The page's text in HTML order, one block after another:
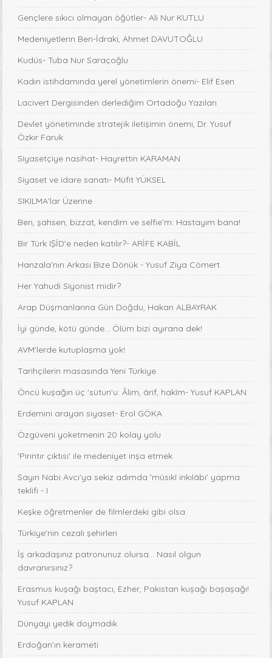
Gençlere sıkıcı olmayan öğütler- Ali Nur KUTLU
Medeniyetlerin Ben-İdraki, Ahmet DAVUTOĞLU
Kudüs- Tuba Nur Saraçoğlu
Kadın istihdamında yerel yönetimlerin önemi- Elif Esen
Lacivert Dergisinden derlediğim Ortadoğu Yazıları
Devlet yönetiminde stratejik iletişimin önemi, Dr. Yusuf
Özkır Faruk
Siyasetçiye nasihat- Hayrettin KARAMAN
Siyaset ve idare sanatı- Müfit YÜKSEL
SIKILMA'lar Üzerine
Ben, şahsen, bizzat, kendim ve selfie’m: Hastayım bana!
Bir Türk IŞİD'e neden katılır?- ARİFE KABİL
Hanzala'nın Arkası Bize Dönük - Yusuf Ziya Cömert
Her Yahudi Siyonist midir?
Arap Düşmanlarına Gün Doğdu, Hakan ALBAYRAK
İyi günde, kötü günde... Ölüm bizi ayırana dek!
AVM’lerde kutuplaşma yok!
Tarihçilerin masasında Yeni Türkiye
Öncü kuşağın üç 'sütun'u: Âlim, ârif, hakîm- Yusuf KAPLAN
Erdemini arayan siyaset- Erol GÖKA
Özgüveni yoketmenin 20 kolay yolu
'Pirıntır çıktısı' ile medeniyet inşa etmek
Sayın Nabi Avcı'ya sekiz adımda 'mûsikî inkılâbı' yapma
teklifi - I
Keşke öğretmenler de filmlerdeki gibi olsa
Türkiye'nin cezalı şehirleri
İş arkadaşınız patronunuz olursa… Nasıl olgun
davranırsınız?
Erasmus kuşağı baştacı, Ezher, Pakistan kuşağı başaşağı!
Yusuf KAPLAN
Dünyayı yedik doymadık
Erdoğan’ın kerameti